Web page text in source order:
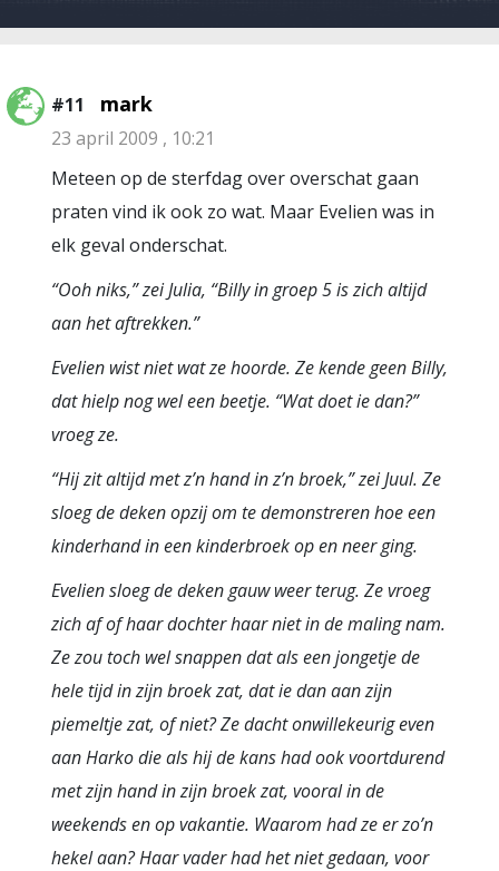
#11 mark
23 april 2009 , 10:21
Meteen op de sterfdag over overschat gaan
praten vind ik ook zo wat. Maar Evelien was in
elk geval onderschat.
“Ooh niks,” zei Julia, “Billy in groep 5 is zich altijd
aan het aftrekken.”
Evelien wist niet wat ze hoorde. Ze kende geen Billy,
dat hielp nog wel een beetje. “Wat doet ie dan?”
vroeg ze.
“Hij zit altijd met z’n hand in z’n broek,” zei Juul. Ze
sloeg de deken opzij om te demonstreren hoe een
kinderhand in een kinderbroek op en neer ging.
Evelien sloeg de deken gauw weer terug. Ze vroeg
zich af of haar dochter haar niet in de maling nam.
Ze zou toch wel snappen dat als een jongetje de
hele tijd in zijn broek zat, dat ie dan aan zijn
piemeltje zat, of niet? Ze dacht onwillekeurig even
aan Harko die als hij de kans had ook voortdurend
met zijn hand in zijn broek zat, vooral in de
weekends en op vakantie. Waarom had ze er zo’n
hekel aan? Haar vader had het niet gedaan, voor